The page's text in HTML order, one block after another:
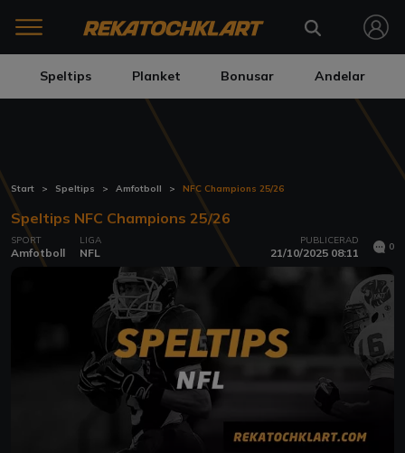
Speltips Planket Bonusar Andelar
Start Speltips Amfotboll NFC Champions 25/26
Speltips NFC Champions 25/26
SPORT
Amfotboll
LIGA
NFL
PUBLICERAD
21/10/2025 08:11 0